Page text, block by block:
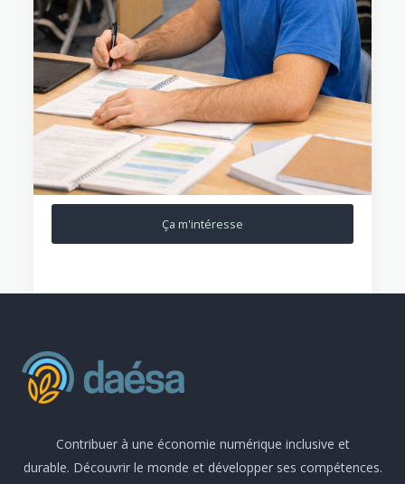
Ça m'intéresse
Contribuer à une économie numérique inclusive et
durable. Découvrir le monde et développer ses compétences.